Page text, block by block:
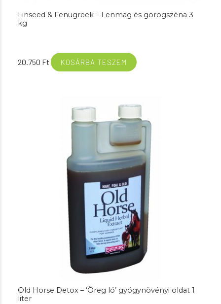
Linseed & Fenugreek – Lenmag és görögszéna 3
kg
20.750 Ft KOSÁRBA TESZEM
Old Horse Detox – ‘Öreg ló’ gyógynövényi oldat 1
liter